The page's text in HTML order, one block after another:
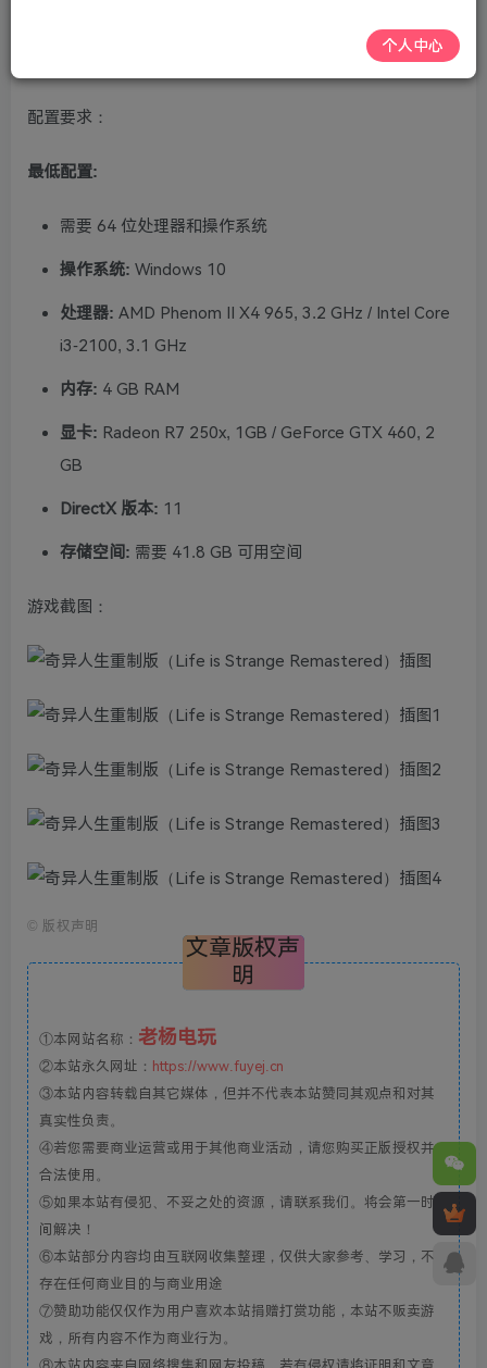
《Life is Strange》的故事剧情曾得到BAFTA奖，采用动作
捕捉技术全面改善视觉效果与动画后，再度推出重制版。
配置要求：
最低配置:
需要 64 位处理器和操作系统
操作系统: Windows 10
处理器: AMD Phenom II X4 965, 3.2 GHz / Intel Core
i3-2100, 3.1 GHz
内存: 4 GB RAM
显卡: Radeon R7 250x, 1GB / GeForce GTX 460, 2
GB
DirectX 版本: 11
存储空间: 需要 41.8 GB 可用空间
游戏截图：
© 版权声明
文章版权声
明
①本网站名称： 老杨电玩
②本站永久网址： https://www.fuyej.cn
③本站内容转载自其它媒体，但并不代表本站赞同其观点和对其
真实性负责。
④若您需要商业运营或用于其他商业活动，请您购买正版授权并
合法使用。
⑤如果本站有侵犯、不妥之处的资源，请联系我们。将会第一时
间解决！
⑥本站部分内容均由互联网收集整理，仅供大家参考、学习，不
存在任何商业目的与商业用途
⑦赞助功能仅仅作为用户喜欢本站捐赠打赏功能，本站不贩卖游
戏，所有内容不作为商业行为。
个人中心